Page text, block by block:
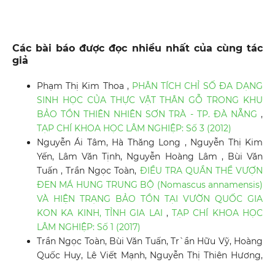
Các bài báo được đọc nhiều nhất của cùng tác
giả
Phạm Thị Kim Thoa , PHÂN TÍCH CHỈ SỐ ĐA DẠNG
SINH HỌC CỦA THỰC VẬT THÂN GỖ TRONG KHU
BẢO TỒN THIÊN NHIÊN SƠN TRÀ - TP. ĐÀ NẴNG,
TẠP CHÍ KHOA HỌC LÂM NGHIỆP: Số 3 (2012)
Nguyễn Ái Tâm, Hà Thăng Long , Nguyễn Thị Kim
Yến, Lâm Văn Tịnh, Nguyễn Hoàng Lâm , Bùi Văn
Tuấn , Trần Ngọc Toàn, ĐIỀU TRA QUẦN THỂ VƯỢN
ĐEN MÁ HUNG TRUNG BỘ (Nomascus annamensis)
VÀ HIỆN TRẠNG BẢO TỒN TẠI VƯỜN QUỐC GIA
KON KA KINH, TỈNH GIA LAI ,TẠP CHÍ KHOA HỌC
LÂM NGHIỆP: Số 1 (2017)
Trần Ngọc Toàn, Bùi Văn Tuấn, Tr`ần Hữu Vỹ, Hoàng
Quốc Huy, Lê Viết Mạnh, Nguyễn Thị Thiên Hương,